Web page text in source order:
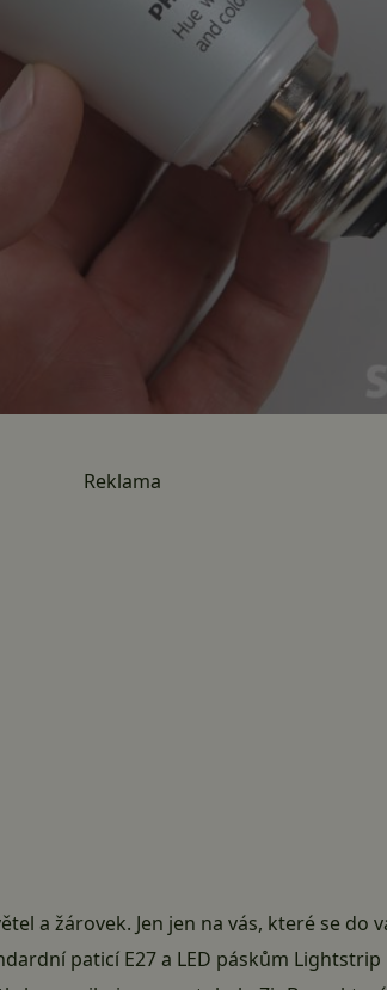
Reklama
a žárovek. Jen jen na vás, které se do
paticí E27 a LED páskům